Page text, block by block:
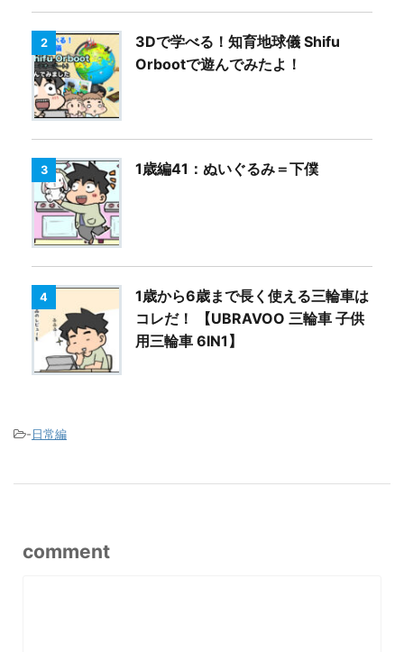
2
3Dで学べる！知育地球儀 Shifu
Orbootで遊んでみたよ！
3 1歳編41：ぬいぐるみ＝下僕
4
1歳から6歳まで長く使える三輪車は
コレだ！ 【UBRAVOO 三輪車 子供
用三輪車 6IN1】
-日常編
comment